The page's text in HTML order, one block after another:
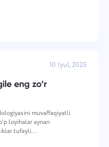
国)
10 Iyul, 2025
eng zo‘r
muvaffaqiyatli
loyihalar aynan
tufayli
hisobotlardan foydalanib,
vazifalarni filtrlash